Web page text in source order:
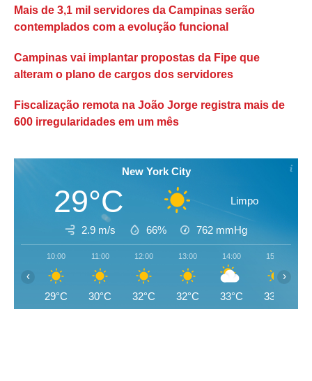
Mais de 3,1 mil servidores da Campinas serão
contemplados com a evolução funcional
Campinas vai implantar propostas da Fipe que
alteram o plano de cargos dos servidores
Fiscalização remota na João Jorge registra mais de
600 irregularidades em um mês
New York City
29°C Limpo
2.9 m/s 66% 762 mmHg
10:00
29°C
11:00
30°C
12:00
32°C
13:00
32°C
14:00
33°C
15:00
33°C
‹ ›